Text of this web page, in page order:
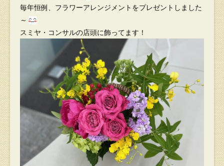
毎年恒例、フラワーアレンジメントをプレゼントしました
～
スミヤ・コンサルの店頭に飾ってます！